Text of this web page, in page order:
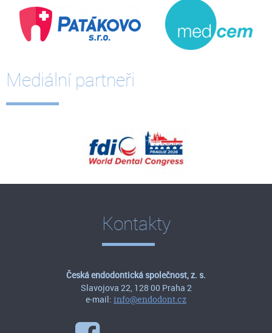
Mediální partneři
Kontakty
Česká endodontická společnost, z. s.
Slavojova 22, 128 00 Praha 2
e-mail: info@endodont.cz